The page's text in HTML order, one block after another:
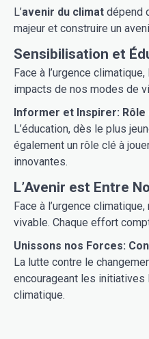
L’avenir du climat dépend
majeur et construire un
Face à l’urgence climatique,
impacts de nos modes de
L’éducation, dès le plus
également un rôle clé à
innovantes.
Face à l’urgence
vivable. Chaque
La lutte contre le
encourageant les
climatique.